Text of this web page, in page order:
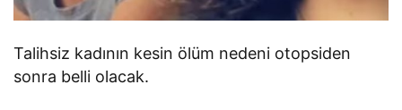
Talihsiz kadının kesin ölüm nedeni otopsiden
sonra belli olacak.